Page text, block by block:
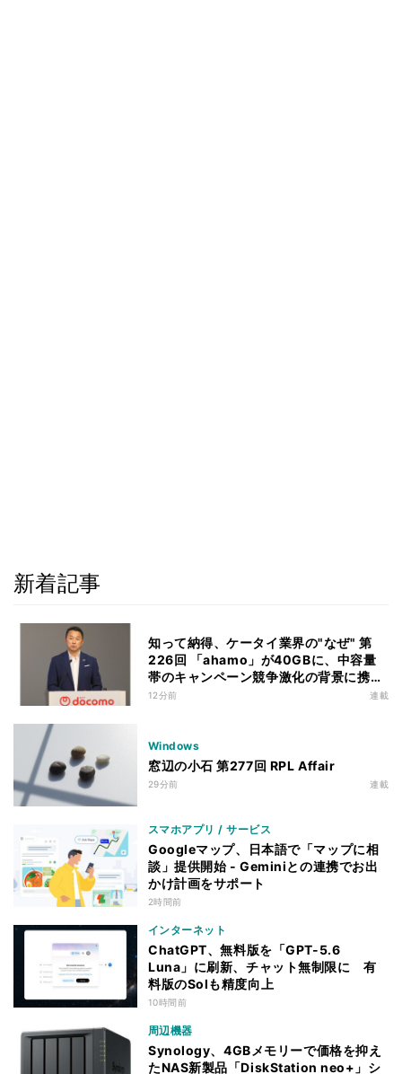
新着記事
知って納得、ケータイ業界の"なぜ" 第
226回 「ahamo」が40GBに、中容量
帯のキャンペーン競争激化の背景に携帯
各社の“迷い”あり
12分前 連載
Windows
窓辺の小石 第277回 RPL Affair
29分前 連載
スマホアプリ / サービス
Googleマップ、日本語で「マップに相
談」提供開始 - Geminiとの連携でお出
かけ計画をサポート
2時間前
インターネット
ChatGPT、無料版を「GPT-5.6
Luna」に刷新、チャット無制限に 有
料版のSolも精度向上
10時間前
周辺機器
Synology、4GBメモリーで価格を抑え
たNAS新製品「DiskStation neo+」シ